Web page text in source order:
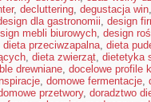
, decluttering, degustacja win
dla gastronomii, design
mebli biurowych, design
dieta przeciwzapalna, dieta
, dieta zwierząt, dietetyka
drewniane, docelowe profile
, domowe fermentacje,
przetwory, doradztwo